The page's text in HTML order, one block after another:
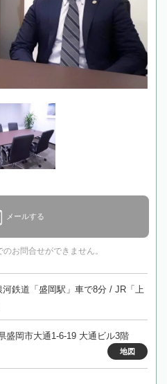
メールする
お問合せができません。
鉄道「盛岡駅」車で8分 / JR「上
盛岡市大通1-6-19 大通ビル3階
地図